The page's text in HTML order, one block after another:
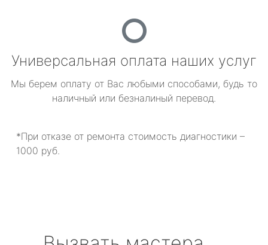
Универсальная оплата наших услуг
Мы берем оплату от Вас любыми способами, будь то
наличный или безналиный перевод.
*При отказе от ремонта стоимость диагностики –
1000 руб.